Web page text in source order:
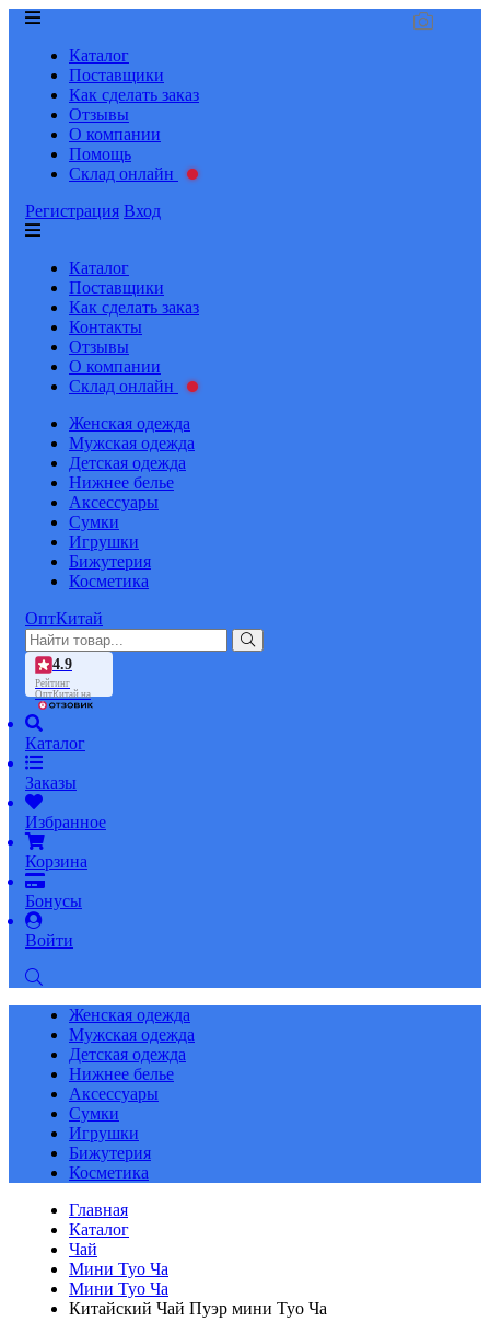
Каталог
Поставщики
Как сделать заказ
Отзывы
О компании
Помощь
Склад онлайн
Регистрация Вход
Каталог
Поставщики
Как сделать заказ
Контакты
Отзывы
О компании
Склад онлайн
Женская одежда
Мужская одежда
Детская одежда
Нижнее белье
Аксессуары
Сумки
Игрушки
Бижутерия
Косметика
ОптКитай
4.9
Рейтинг
ОптКитай на
Каталог
Заказы
Избранное
Корзина
Бонусы
Войти
Женская одежда
Мужская одежда
Детская одежда
Нижнее белье
Аксессуары
Сумки
Игрушки
Бижутерия
Косметика
Главная
Каталог
Чай
Мини Туо Ча
Мини Туо Ча
Китайский Чай Пуэр мини Туо Ча